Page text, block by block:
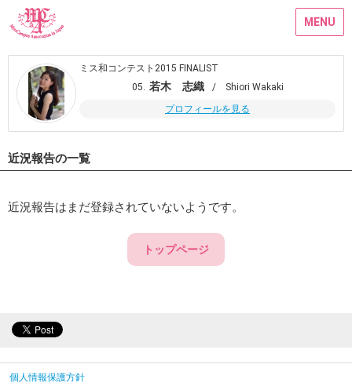
MENU
ミス和コンテスト2015 FINALIST
05. 若木 志織
/ Shiori Wakaki
プロフィールを見る
近況報告の一覧
近況報告はまだ登録されていないようです。
トップページ
個人情報保護方針